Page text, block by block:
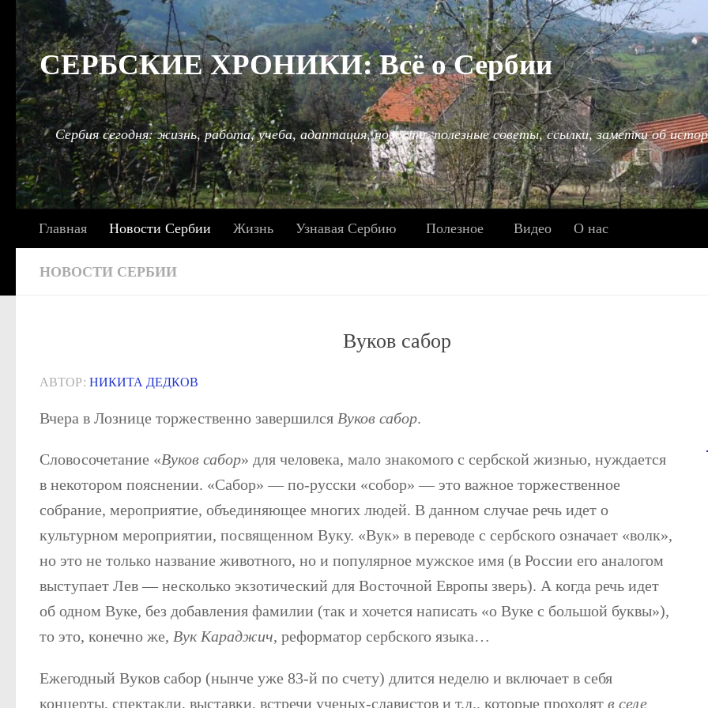
Под записью
СЕРБСКИЕ ХРОНИКИ: Всё о Сербии
Сербия сегодня: жизнь, работа, учеба, адаптация, новости, полезные советы, ссылки, заметки об
Главная Новости Сербии Жизнь Узнавая Сербию Полезное Видео О нас
НОВОСТИ СЕРБИИ
Вуков сабор
АВТОР: НИКИТА ДЕДКОВ
Вчера в Лознице торжественно завершился Вуков сабор.
Словосочетание «Вуков сабор» для человека, мало знакомого с сербской жизнью, нуждается
в некотором пояснении. «Сабор» — по-русски «собор» — это важное торжественное
собрание, мероприятие, объединяющее многих людей. В данном случае речь идет о
культурном мероприятии, посвященном Вуку. «Вук» в переводе с сербского означает «волк»,
но это не только название животного, но и популярное мужское имя (в России его аналогом
выступает Лев — несколько экзотический для Восточной Европы зверь). А когда речь идет
об одном Вуке, без добавления фамилии (так и хочется написать «о Вуке с большой буквы»),
то это, конечно же, Вук Караджич, реформатор сербского языка…
Ежегодный Вуков сабор (нынче уже 83-й по счету) длится неделю и включает в себя
концерты, спектакли, выставки, встречи ученых-славистов и т.д., которые проходят в селе